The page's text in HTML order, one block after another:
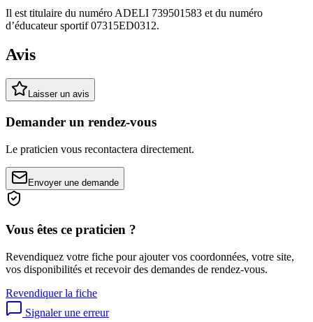
Il est titulaire du numéro ADELI 739501583 et du numéro
d’éducateur sportif 07315ED0312.
Avis
Laisser un avis
Demander un rendez-vous
Le praticien vous recontactera directement.
Envoyer une demande
Vous êtes ce praticien ?
Revendiquez votre fiche pour ajouter vos coordonnées, votre site,
vos disponibilités et recevoir des demandes de rendez-vous.
Revendiquer la fiche
Signaler une erreur